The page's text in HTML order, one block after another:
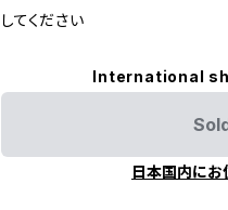
してください
International
日本国内にお